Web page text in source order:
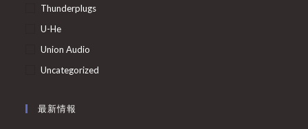
Thunderplugs
U-He
Union Audio
Uncategorized
最新情報